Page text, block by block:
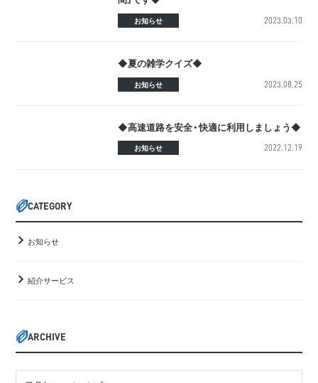
お知らせ 2023.03.10
◆夏の雑学クイズ◆
お知らせ 2023.08.25
◆高速道路を安全・快適に利用しましょう◆
お知らせ 2022.12.19
CATEGORY
お知らせ
紹介サービス
ARCHIVE